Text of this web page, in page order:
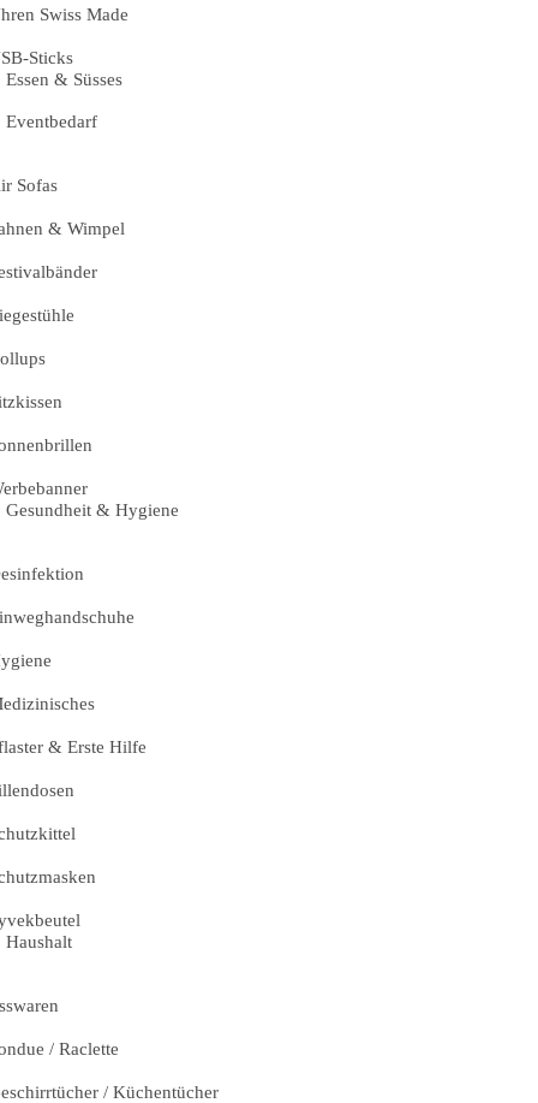
Swiss Made
Sticks
Essen & Süsses
Eventbedarf
Sofas
& Wimpel
Gesundheit & Hygiene
& Erste Hilfe
Haushalt
/ Raclette
/ Küchentücher